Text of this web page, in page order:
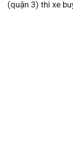
(quận 3) thì xe